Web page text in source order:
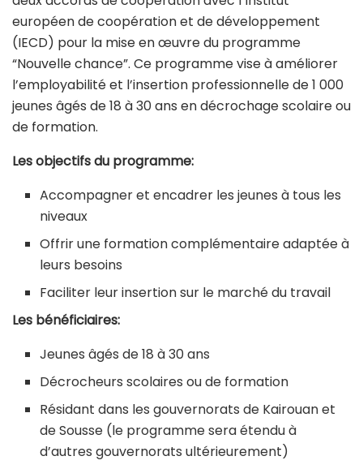
européen de coopération et de développement
(IECD) pour la mise en œuvre du programme
“Nouvelle chance”. Ce programme vise à améliorer
l’employabilité et l’insertion professionnelle de 1 000
jeunes âgés de 18 à 30 ans en décrochage scolaire ou
de formation.
Les objectifs du programme:
Accompagner et encadrer les jeunes à tous les
niveaux
Offrir une formation complémentaire adaptée à
leurs besoins
Faciliter leur insertion sur le marché du travail
Les bénéficiaires:
Jeunes âgés de 18 à 30 ans
Décrocheurs scolaires ou de formation
Résidant dans les gouvernorats de Kairouan et
de Sousse (le programme sera étendu à
d’autres gouvernorats ultérieurement)